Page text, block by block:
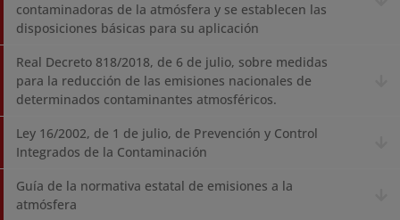
contaminadoras de la atmósfera y se establecen las
disposiciones básicas para su aplicación
Real Decreto 818/2018, de 6 de julio, sobre medidas
para la reducción de las emisiones nacionales de
determinados contaminantes atmosféricos.
Ley 16/2002, de 1 de julio, de Prevención y Control
Integrados de la Contaminación
Guía de la normativa estatal de emisiones a la
atmósfera